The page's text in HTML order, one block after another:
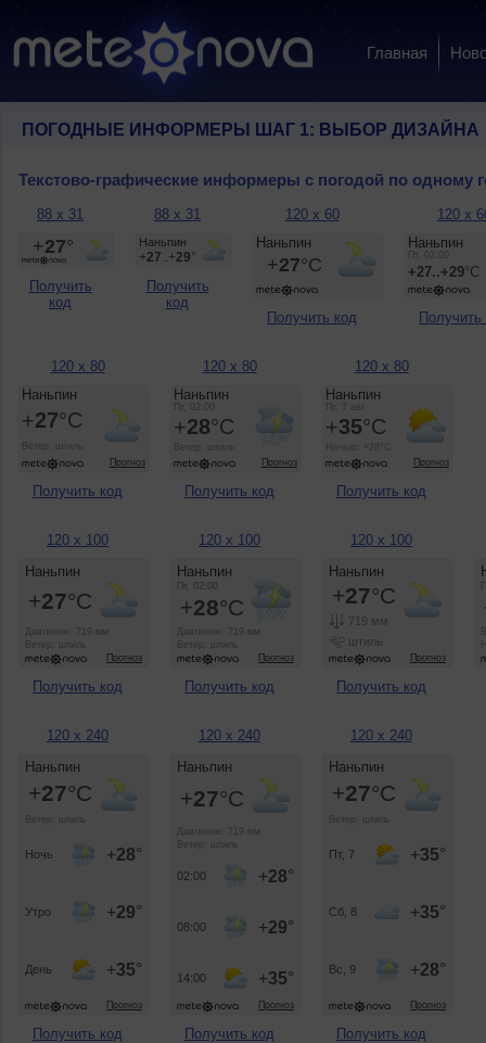
Главная
ПОГОДНЫЕ ИНФОРМЕРЫ ШАГ 1: ВЫБОР ДИЗАЙНА
Текстово-графические информеры с погодой по одному
88 x 31
Получить
код
88 x 31
Получить
код
120 x 60
Получить код
120 x
Получить
120 x 80
Получить код
120 x 80
Получить код
120 x 80
Получить код
120 x 100
Получить код
120 x 100
Получить код
120 x 100
Получить код
120 x 240
Получить код
120 x 240
Получить код
120 x 240
Получить код